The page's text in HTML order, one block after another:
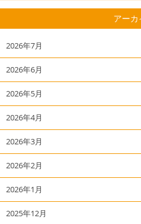
アーカ
2026年7月
2026年6月
2026年5月
2026年4月
2026年3月
2026年2月
2026年1月
2025年12月